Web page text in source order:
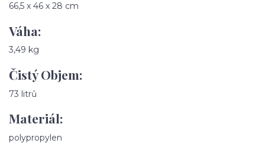
66,5 x 46 x 28 cm
Váha:
3,49 kg
Čistý Objem:
73 litrů
Materiál:
polypropylen